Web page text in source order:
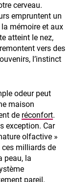
cerveau.
empruntent un
mémoire et aux
atteint le nez,
vers des
l’instinct
odeur peut
maison
de réconfort.
exception. Car
olfactive »
ces milliards de
peau, la
pareil.